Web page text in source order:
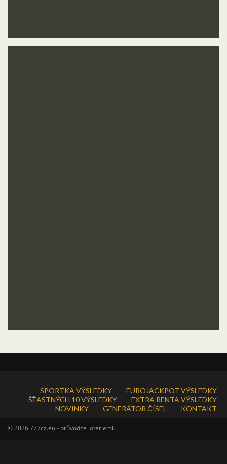
SPORTKA VÝSLEDKY
EUROJACKPOT VÝSLEDKY
ŠŤASTNÝCH 10 VÝSLEDKY
EXTRA RENTA VÝSLEDKY
NOVINKY
GENERÁTOR ČÍSEL KONTAKT
© 2026 777cz.eu - průvodce loteriemi.